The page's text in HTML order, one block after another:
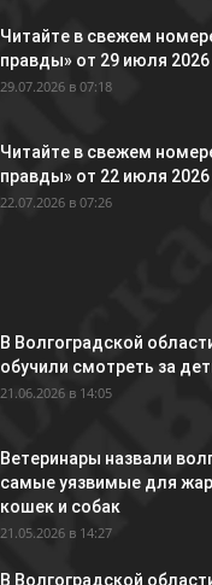
Читайте в свежем
правды» от 29 июля 2026
29.07.2026 в 07:18
Читайте в свежем
правды» от 22 июля 2026
22.07.2026 в 07:26
В Волгоградской
обучили смотреть за
21.06.2026 в 14:05
Ветеринары назвали
самые уязвимые для
кошек и собак
21.05.2026 в 14:27
В Волгоградской